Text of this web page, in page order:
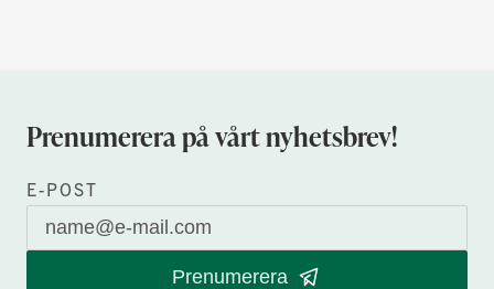
Prenumerera på vårt nyhetsbrev!
E-POST
Prenumerera